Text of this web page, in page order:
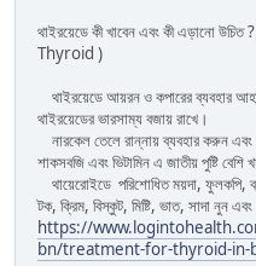
থাইরয়েডে কী খাবেন এবং কী
Thyroid )
থাইরয়েডে আয়রন ও কপারের ব্যবহার
থাইরয়েডের ভারসাম্য বজায় রাখে।
নারকেল তেলে রান্নায় ব্যবহার করুন
শাকসবজি এবং ভিটামিন এ জাতীয় পুষ্টি বেশি
থায়েরোইডে পরিশোধিত ময়দা, ফুলকপি,
টক, ক্রিম, বিস্কুট, মিষ্টি, ভাত, সাদা নুন
https://
bn/treatment-for-thyroid-in-